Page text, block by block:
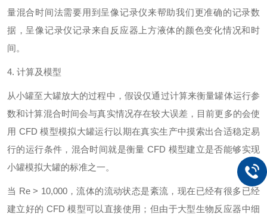
量混合时间法需要用到呈像记录仪来帮助我们更准确的记录数
据，呈像记录仪记录来自反应器上方液体的颜色变化情况和时
间。
4. 计算及模型
从小罐至大罐放大的过程中，假设仅通过计算来衡量罐体运行参
数和计算混合时间会与真实情况存在较大误差，目前更多的会使
用 CFD 模型模拟大罐运行以期在真实生产中摸索出合适稳定易
行的运行条件，混合时间就是衡量 CFD 模型建立是否能够实现
小罐模拟大罐的标准之一。
当 Re > 10,000，流体的流动状态是紊流，现在已经有很多已经
建立好的 CFD 模型可以直接使用；但由于大型生物反应器中细